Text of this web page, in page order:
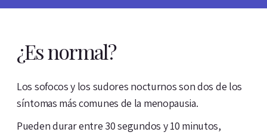
¿Es normal?
Los sofocos y los sudores nocturnos son dos de los
síntomas más comunes de la menopausia.
Pueden durar entre 30 segundos y 10 minutos,